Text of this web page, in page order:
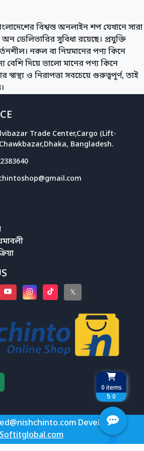
0 items
৳ 0
বিশ্বস্ত অনলাইন শপ যেখানে সারা
ডেলিভারির সুবিধা রয়েছে। প্রযুক্তি
নকল বা নিম্নমানের পণ্য কিনে
বেশি দিয়ে ভালো মানের পণ্য কিনে
ও নিরাপত্তা সবচেয়ে গুরুত্বপূর্ণ, তাই
Trade Center,Cargo (Lift-
Bangladesh.
𝕏
Develop by